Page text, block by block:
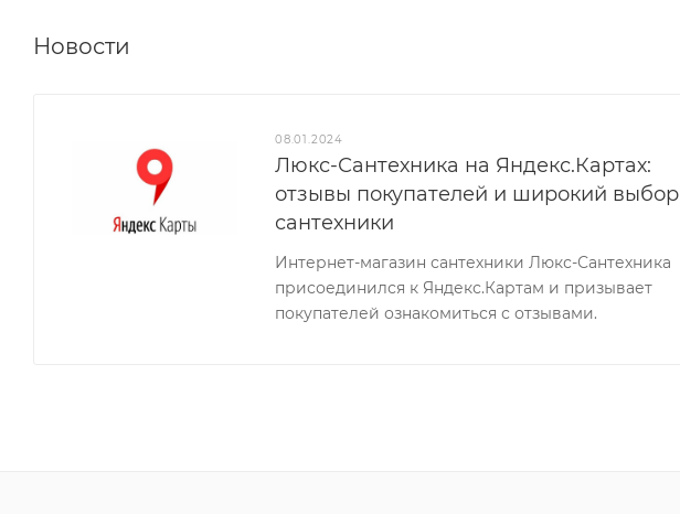
Новости
08.01.2024
Люкс-Сантехника на Яндекс.Картах:
отзывы покупателей и широкий выбор
сантехники
Интернет-магазин сантехники Люкс-Сантехника
присоединился к Яндекс.Картам и призывает
покупателей ознакомиться с отзывами.